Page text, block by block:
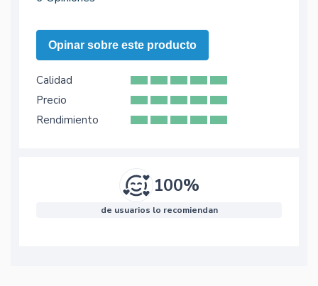
Opinar sobre este producto
Calidad
Precio
Rendimiento
100%
de usuarios lo recomiendan